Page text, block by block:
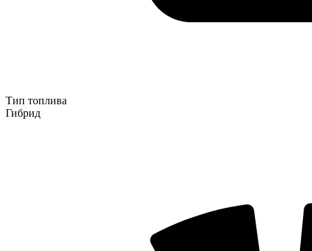
Тип топлива
Гибрид